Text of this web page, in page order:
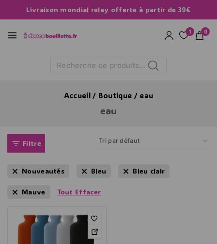
Livraison mondial relay offerte à partir de 39€
1 0
Recherche
Accueil / Boutique / eau
eau
Filtre
Nouveautés Bleu Bleu clair
Mauve Tout Effacer